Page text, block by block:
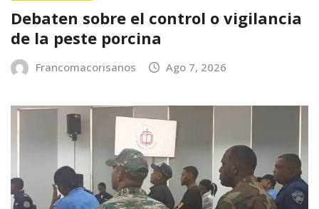
Debaten sobre el control o vigilancia
de la peste porcina
Francomacorisanos Ago 7, 2026